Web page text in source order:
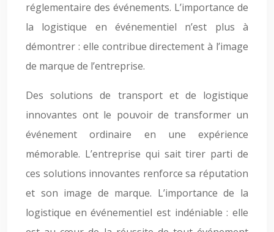
réglementaire des événements. L’importance de
la logistique en événementiel n’est plus à
démontrer : elle contribue directement à l’image
de marque de l’entreprise.
Des solutions de transport et de logistique
innovantes ont le pouvoir de transformer un
événement ordinaire en une expérience
mémorable. L’entreprise qui sait tirer parti de
ces solutions innovantes renforce sa réputation
et son image de marque. L’importance de la
logistique en événementiel est indéniable : elle